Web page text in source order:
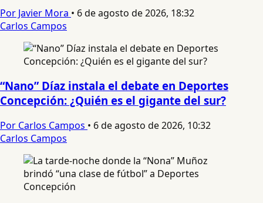
Por Javier Mora • 6 de agosto de 2026, 18:32
Carlos Campos
“Nano” Díaz instala el debate en Deportes
Concepción: ¿Quién es el gigante del sur?
Por Carlos Campos • 6 de agosto de 2026, 10:32
Carlos Campos